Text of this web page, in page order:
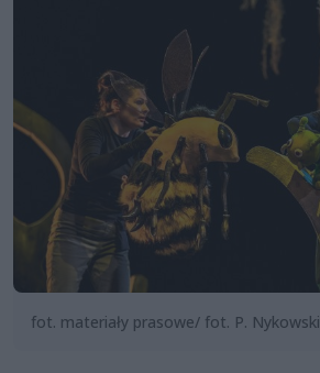
fot. materiały prasowe/ fot. P. Nykowski